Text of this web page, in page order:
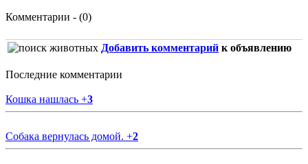
Комментарии - (0)
Добавить комментарий к объявлению
Последние комментарии
Кошка нашлась +3
Собака вернулась домой. +2